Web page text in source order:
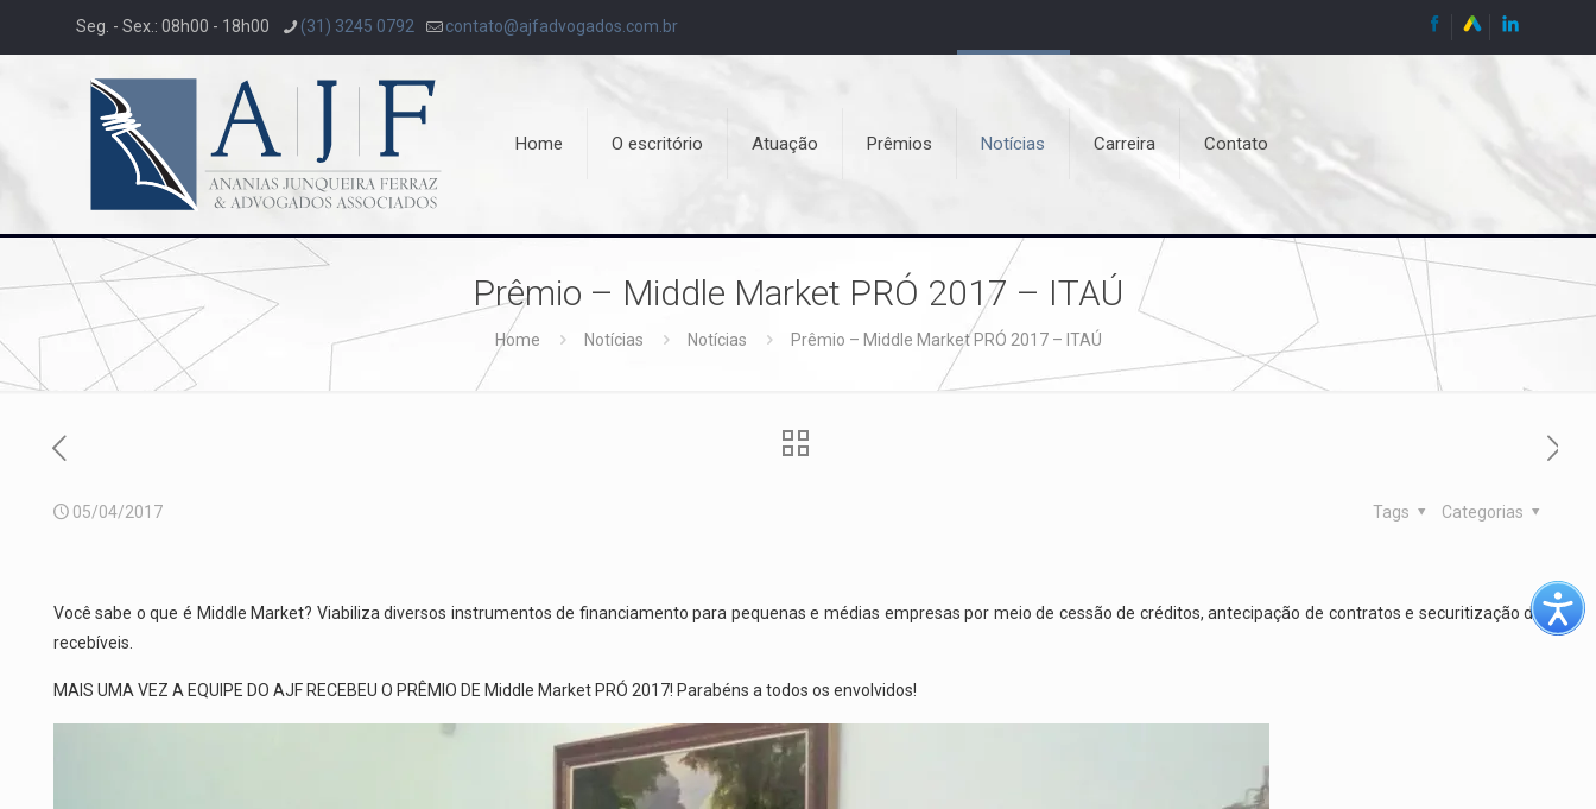
Seg. - Sex.: 08h00 - 18h00 (31) 3245 0792 contato@ajfadvogados.com.br
Home O escritório Atuação Prêmios Notícias Carreira Contato
Prêmio – Middle Market PRÓ 2017 – ITAÚ
Home Notícias Notícias Prêmio – Middle Market PRÓ 2017 – ITAÚ
05/04/2017 Categorias
Tags
Você sabe o que é Middle Market? Viabiliza diversos instrumentos de financiamento para pequenas e médias empresas por meio de cessão de créditos, antecipação de contratos e securitização de
recebíveis.
MAIS UMA VEZ A EQUIPE DO AJF RECEBEU O PRÊMIO DE Middle Market PRÓ 2017! Parabéns a todos os envolvidos!